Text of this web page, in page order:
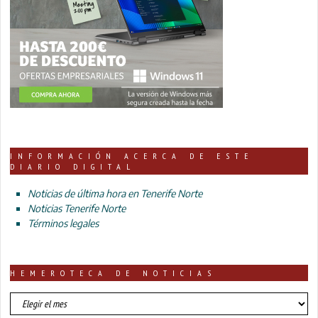
INFORMACIÓN ACERCA DE ESTE
DIARIO DIGITAL
Noticias de última hora en Tenerife Norte
Noticias Tenerife Norte
Términos legales
HEMEROTECA DE NOTICIAS
HEMEROTECA
DE